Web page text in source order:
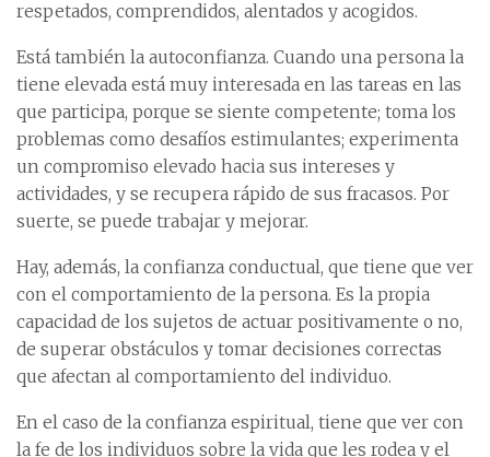
respetados, comprendidos, alentados y acogidos.
Está también la autoconfianza. Cuando una persona la
tiene elevada está muy interesada en las tareas en las
que participa, porque se siente competente; toma los
problemas como desafíos estimulantes; experimenta
un compromiso elevado hacia sus intereses y
actividades, y se recupera rápido de sus fracasos. Por
suerte, se puede trabajar y mejorar.
Hay, además, la confianza conductual, que tiene que ver
con el comportamiento de la persona. Es la propia
capacidad de los sujetos de actuar positivamente o no,
de superar obstáculos y tomar decisiones correctas
que afectan al comportamiento del individuo.
En el caso de la confianza espiritual, tiene que ver con
la fe de los individuos sobre la vida que les rodea y el